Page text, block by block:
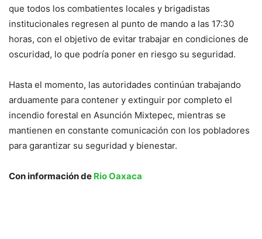
que todos los combatientes locales y brigadistas
institucionales regresen al punto de mando a las 17:30
horas, con el objetivo de evitar trabajar en condiciones de
oscuridad, lo que podría poner en riesgo su seguridad.
Hasta el momento, las autoridades continúan trabajando
arduamente para contener y extinguir por completo el
incendio forestal en Asunción Mixtepec, mientras se
mantienen en constante comunicación con los pobladores
para garantizar su seguridad y bienestar.
Con información de Rio Oaxaca